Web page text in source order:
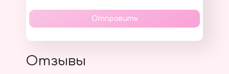
Отправить
Отзывы